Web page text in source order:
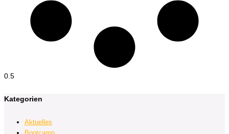
Kategorien
Aktuelles